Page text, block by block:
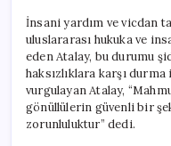
İnsani yardım ve vicdan
uluslararası hukuka ve
eden Atalay, bu durumu
haksızlıklara karşı
vurgulayan Atalay,
gönüllülerin güvenli bir
zorunluluktur” dedi.